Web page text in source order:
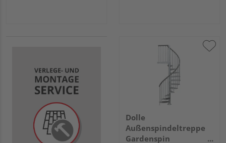
Dolle
Außenspindeltreppe
Gardenspin